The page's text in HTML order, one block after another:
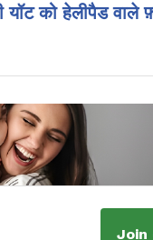
को हेलीपैड वाले
Join